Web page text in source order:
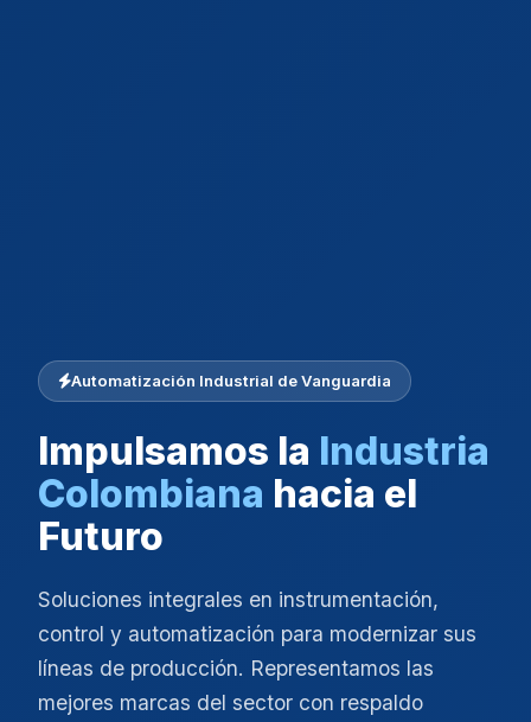
Automatización Industrial de Vanguardia
Impulsamos la Industria
Colombiana hacia el
Futuro
Soluciones integrales en instrumentación,
control y automatización para modernizar sus
líneas de producción. Representamos las
mejores marcas del sector con respaldo